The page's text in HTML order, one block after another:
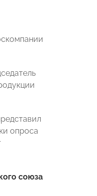
опроса
союза